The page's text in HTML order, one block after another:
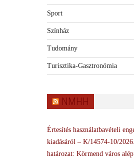
Sport
Színház
Tudomány
Turisztika-Gasztronómia
NMHH
Értesítés használatbavételi
kiadásáról – K/14574-10/
határozat: Körmend város